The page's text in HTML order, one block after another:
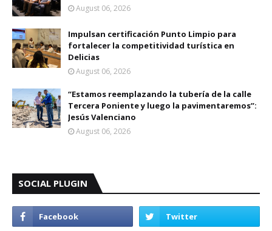
August 06, 2026
Impulsan certificación Punto Limpio para
fortalecer la competitividad turística en
Delicias
August 06, 2026
“Estamos reemplazando la tubería de la calle
Tercera Poniente y luego la pavimentaremos”:
Jesús Valenciano
August 06, 2026
SOCIAL PLUGIN